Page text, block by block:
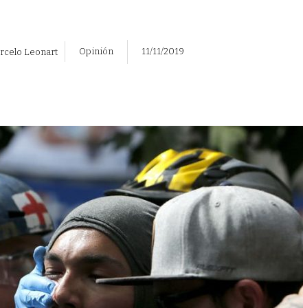
Leonart Opinión 11/11/2019